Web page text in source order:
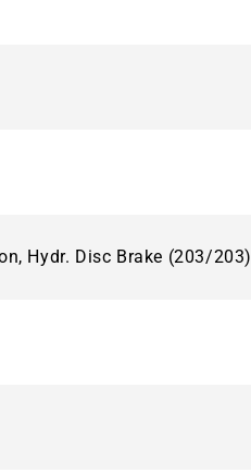
Hydr. Disc Brake (203/203)